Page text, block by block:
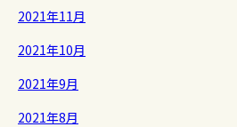
2021年11月
2021年10月
2021年9月
2021年8月